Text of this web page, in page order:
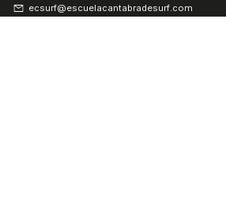
ecsurf@escuelacantabradesurf.com